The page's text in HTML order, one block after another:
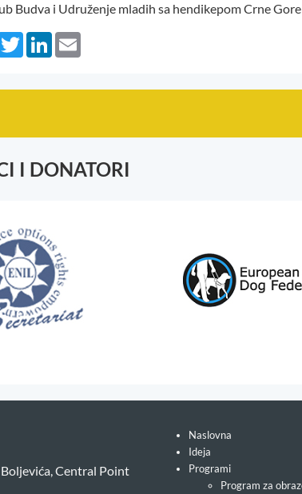
Budva i Udruženje mladih sa hendikepom Crne Gore
TwitterLinkedIn
I DONATORI
Central Point
Naslovna
Ideja
Programi
Program za